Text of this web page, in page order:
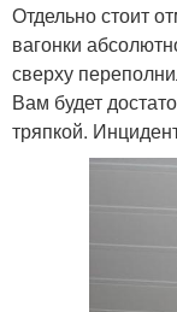
Отдельно стоит
вагонки
сверху
Вам будет
тряпкой.